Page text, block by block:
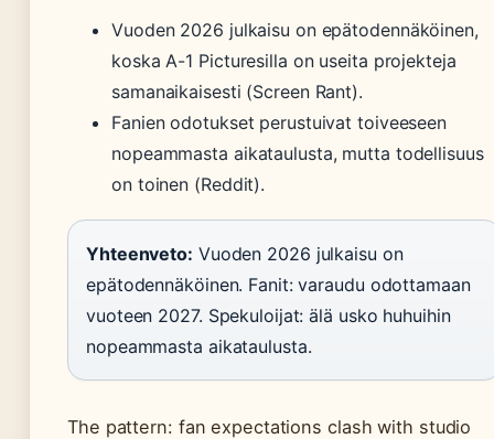
Vuoden 2026 julkaisu on epätodennäköinen,
koska A-1 Picturesilla on useita projekteja
samanaikaisesti (Screen Rant).
Fanien odotukset perustuivat toiveeseen
nopeammasta aikataulusta, mutta todellisuus
on toinen (Reddit).
Yhteenveto: Vuoden 2026 julkaisu on
epätodennäköinen. Fanit: varaudu odottamaan
vuoteen 2027. Spekuloijat: älä usko huhuihin
nopeammasta aikataulusta.
The pattern: fan expectations clash with studio